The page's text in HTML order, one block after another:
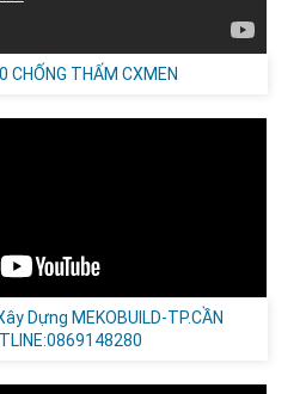
CHỐNG THẤM CXMEN
Dựng MEKOBUILD-TP.CẦN